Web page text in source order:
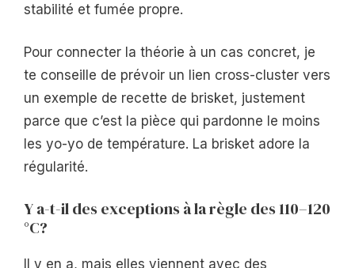
stabilité et fumée propre.
Pour connecter la théorie à un cas concret, je
te conseille de prévoir un lien cross-cluster vers
un exemple de recette de brisket, justement
parce que c’est la pièce qui pardonne le moins
les yo-yo de température. La brisket adore la
régularité.
Y a-t-il des exceptions à la règle des 110–120
°C?
Il y en a, mais elles viennent avec des